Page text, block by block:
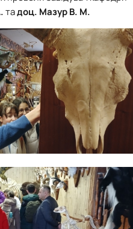
тадоц. Мазур В. М.